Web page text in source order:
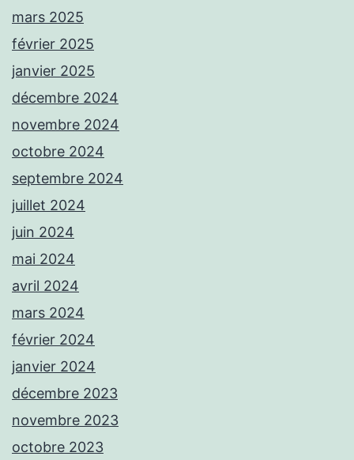
mars 2025
février 2025
janvier 2025
décembre 2024
novembre 2024
octobre 2024
septembre 2024
juillet 2024
juin 2024
mai 2024
avril 2024
mars 2024
février 2024
janvier 2024
décembre 2023
novembre 2023
octobre 2023